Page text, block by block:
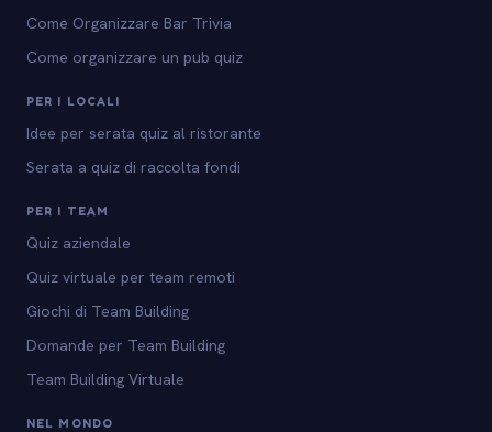
Come Organizzare Bar Trivia
Come organizzare un pub quiz
PER I LOCALI
Idee per serata quiz al ristorante
Serata a quiz di raccolta fondi
PER I TEAM
Quiz aziendale
Quiz virtuale per team remoti
Giochi di Team Building
Domande per Team Building
Team Building Virtuale
NEL MONDO